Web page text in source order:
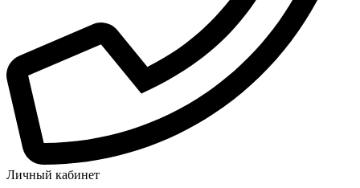
Личный кабинет